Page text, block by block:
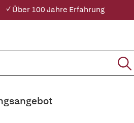
✓ Über 100 Jahre Erfahrung